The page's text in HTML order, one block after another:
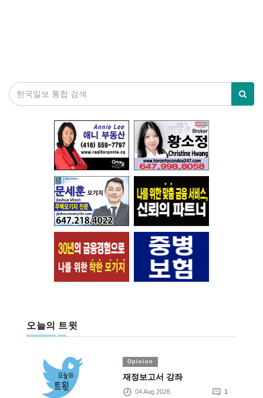
오늘의 트윗
Opinion
재정보고서 강좌
04 Aug 2026 1